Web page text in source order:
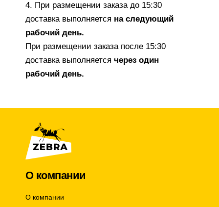
4. При размещении заказа до 15:30
доставка выполняется на следующий
рабочий день.
При размещении заказа после 15:30
доставка выполняется через один
рабочий день.
О компании
О компании